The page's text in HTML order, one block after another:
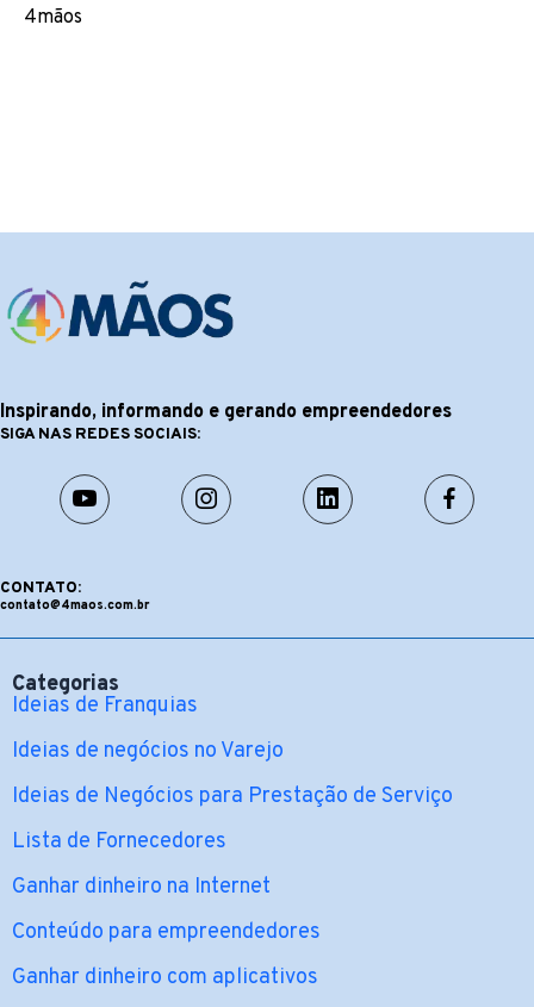
Inspirando, informando e gerando empreendedores
SIGA NAS REDES SOCIAIS:
CONTATO:
contato@4maos.com.br
Categorias
Ideias de Franquias
Ideias de negócios no Varejo
Ideias de Negócios para Prestação de Serviço
Lista de Fornecedores
Ganhar dinheiro na Internet
Conteúdo para empreendedores
Ganhar dinheiro com aplicativos